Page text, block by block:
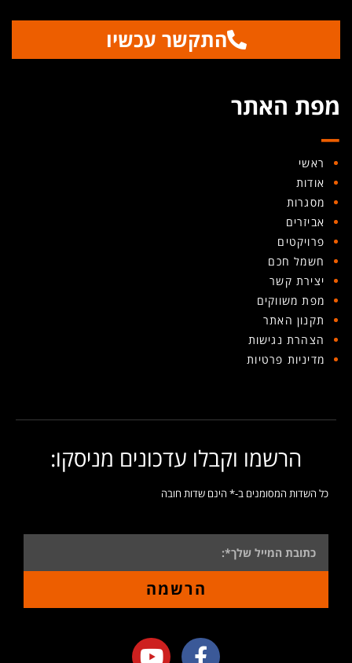
מפת האתר
_
ראשי
אודות
מסגרות
אביזרים
פרויקטים
חשמל חכם
יצירת קשר
מפת משווקים
תקנון האתר
הצהרת נגישות
מדיניות פרטיות
התקשר עכשיו
הרשמו וקבלו עדכונים מניסקו:
כל השדות המסומנים ב-* הינם שדות חובה
הרשמה